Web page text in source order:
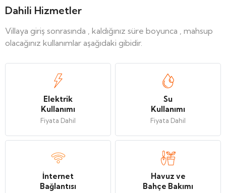
Dahili Hizmetler
Villaya giriş sonrasında , kaldığınız süre boyunca , mahsup
olacağınız kullanımlar aşağıdaki gibidir.
Elektrik
Kullanımı
Fiyata Dahil
Su
Kullanımı
Fiyata Dahil
İnternet
Bağlantısı
Havuz ve
Bahçe Bakımı